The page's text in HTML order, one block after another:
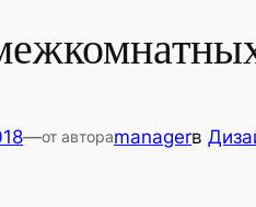
—от автораmanagerв